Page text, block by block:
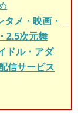
メ・映画・
2.5次元舞
ドル・アダ
信サービス